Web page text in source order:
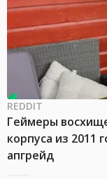
REDDIT
Геймеры
корпуса из 2011
апгрейд